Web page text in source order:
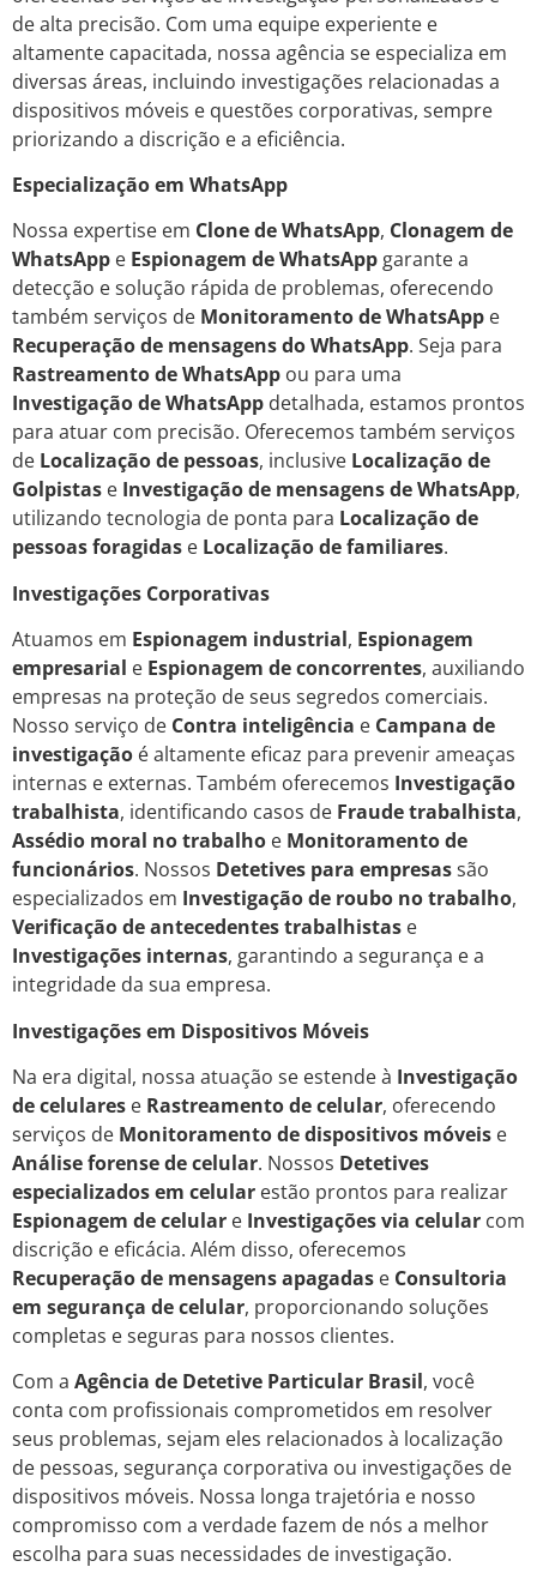
de alta precisão. Com uma equipe experiente e
altamente capacitada, nossa agência se especializa em
diversas áreas, incluindo investigações relacionadas a
dispositivos móveis e questões corporativas, sempre
priorizando a discrição e a eficiência.
Especialização em WhatsApp
Nossa expertise em Clone de WhatsApp, Clonagem de
WhatsApp e Espionagem de WhatsAppgarante a
detecção e solução rápida de problemas, oferecendo
também serviços de Monitoramento de WhatsApp e
Recuperação de mensagens do WhatsApp. Seja para
Rastreamento de WhatsApp ou para uma
Investigação de WhatsApp detalhada, estamos prontos
para atuar com precisão. Oferecemos também serviços
de Localização de pessoas, inclusive Localização de
Golpistas e Investigação de mensagens de WhatsApp,
utilizando tecnologia de ponta para Localização de
pessoas foragidas e Localização de familiares.
Investigações Corporativas
Atuamos em Espionagem industrial, Espionagem
empresarial e Espionagem de concorrentes, auxiliando
empresas na proteção de seus segredos comerciais.
Nosso serviço de Contra inteligência e Campana de
investigação é altamente eficaz para prevenir ameaças
internas e externas. Também oferecemos Investigação
trabalhista, identificando casos de Fraude trabalhista,
Assédio moral no trabalho e Monitoramento de
funcionários. Nossos Detetives para empresassão
especializados em Investigação de roubo no trabalho,
Verificação de antecedentes trabalhistas e
Investigações internas, garantindo a segurança e a
integridade da sua empresa.
Investigações em Dispositivos Móveis
Na era digital, nossa atuação se estende à Investigação
de celulares e Rastreamento de celular, oferecendo
serviços de Monitoramento de dispositivos móveis e
Análise forense de celular. Nossos Detetives
especializados em celular estão prontos para realizar
Espionagem de celular e Investigações via celular com
discrição e eficácia. Além disso, oferecemos
Recuperação de mensagens apagadas e Consultoria
em segurança de celular, proporcionando soluções
completas e seguras para nossos clientes.
Com a Agência de Detetive Particular Brasil, você
conta com profissionais comprometidos em resolver
seus problemas, sejam eles relacionados à localização
de pessoas, segurança corporativa ou investigações de
dispositivos móveis. Nossa longa trajetória e nosso
compromisso com a verdade fazem de nós a melhor
escolha para suas necessidades de investigação.